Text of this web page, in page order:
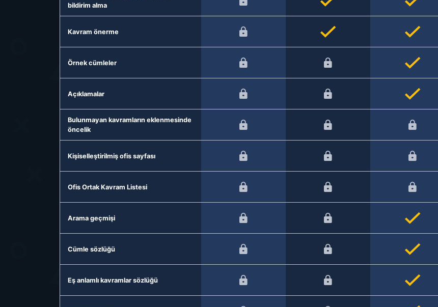
bildirim alma
Kavram önerme
Örnek cümleler
Açıklamalar
Bulunmayan kavramların eklenmesinde
öncelik
Kişiselleştirilmiş ofis sayfası
Ofis Ortak Kavram Listesi
Arama geçmişi
Cümle sözlüğü
Eş anlamlı kavramlar sözlüğü